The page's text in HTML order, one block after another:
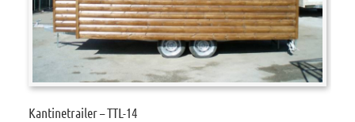
Kantinetrailer – TTL-14